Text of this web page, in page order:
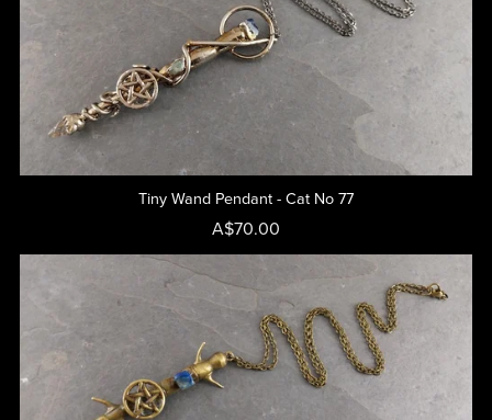
Tiny Wand Pendant - Cat No 77
A$70.00